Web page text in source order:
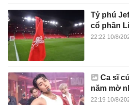
Tỷ phú
cổ phần
22:22 10/8/
Ca sĩ
năm mờ
22:19 10/8/